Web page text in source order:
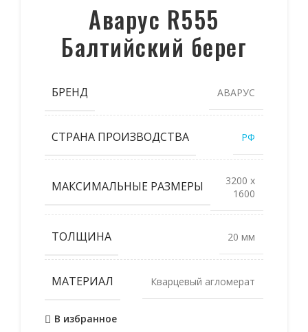
Аварус R555
Балтийский берег
БРЕНД АВАРУС
СТРАНА ПРОИЗВОДСТВА РФ
МАКСИМАЛЬНЫЕ РАЗМЕРЫ
3200 x
1600
ТОЛЩИНА 20 мм
МАТЕРИАЛ Кварцевый агломерат
В избранное